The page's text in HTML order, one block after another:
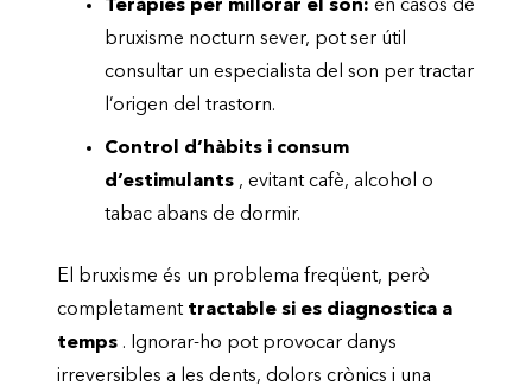
Teràpies per millorar el son: en casos de
bruxisme nocturn sever, pot ser útil
consultar un especialista del son per tractar
l’origen del trastorn.
Control d’hàbits i consum
d’estimulants , evitant cafè, alcohol o
tabac abans de dormir.
El bruxisme és un problema freqüent, però
completament tractable si es diagnostica a
temps . Ignorar-ho pot provocar danys
irreversibles a les dents, dolors crònics i una